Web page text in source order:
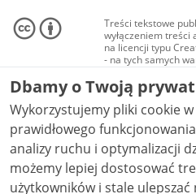
Treści tekstowe
wyłączeniem treści
na licencji typu
- na tych samych
Materiały
audio i wideo, są
Creative Commons:
niekomercyjne - bez
NC-ND 4.0), o ile
Dbamy o Twoją
Wykorzystujemy pliki cookie
prawidłowego
analizy ruchu i optymalizacji
możemy lepiej dostosować
użytkowników i stale ulepszać nasze